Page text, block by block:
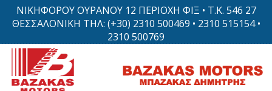
ΝΙΚΗΦΟΡΟΥ ΟΥΡΑΝΟΥ 12 ΠΕΡΙΟΧΗ ΦΙΞ • Τ.Κ. 546 27
ΘΕΣΣΑΛΟΝΙΚΗ ΤΗΛ: (+30) 2310 500469 • 2310 515154 •
2310 500769